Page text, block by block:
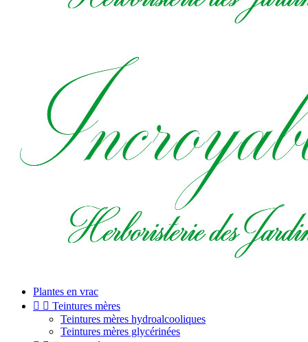
Plantes en vrac
  Teintures mères
Teintures mères hydroalcooliques
Teintures mères glycérinées